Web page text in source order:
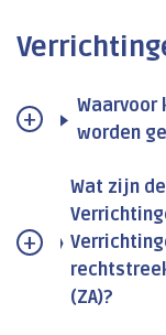
Waarvoor
worden
Wat zijn
(ZA)?